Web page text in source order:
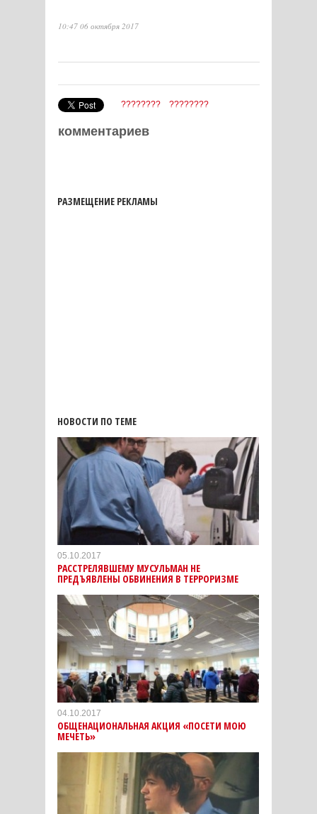
10:47 06 октября 2017
???????? ????????
комментариев
РАЗМЕЩЕНИЕ РЕКЛАМЫ
НОВОСТИ ПО ТЕМЕ
05.10.2017
РАССТРЕЛЯВШЕМУ МУСУЛЬМАН НЕ
ПРЕДЪЯВЛЕНЫ ОБВИНЕНИЯ В ТЕРРОРИЗМЕ
04.10.2017
ОБЩЕНАЦИОНАЛЬНАЯ АКЦИЯ «ПОСЕТИ МОЮ
МЕЧЕТЬ»